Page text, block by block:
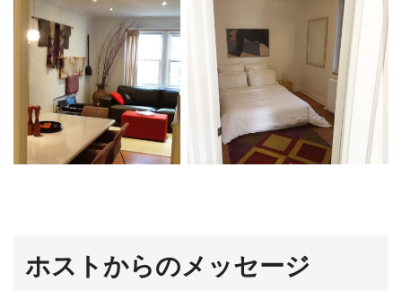
ホストからのメッセージ